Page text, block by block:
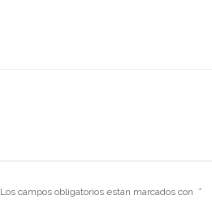
Los campos obligatorios están marcados con *